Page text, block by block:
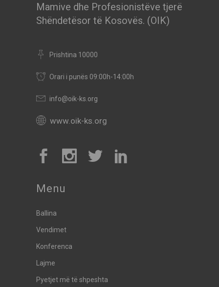
Mamive dhe Profesionistëve tjerë
Shëndetësor të Kosovës. (OIK)
Prishtina 10000
Orari i punës 09:00h-14:00h
info@oik-ks.org
www.oik-ks.org
Menu
Ballina
Vendimet
Konferenca
Lajme
Pyetjet më të shpeshta